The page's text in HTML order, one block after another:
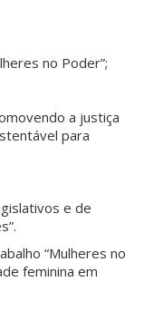
no Poder”;
a justiça
para
e de
“Mulheres no
feminina em